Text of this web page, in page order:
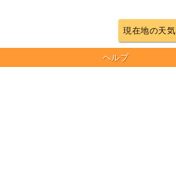
現在地の天気
ヘルプ